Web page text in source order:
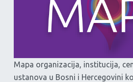
Mapa organizacija, institucija,
ustanova u Bosni i Hercegovini